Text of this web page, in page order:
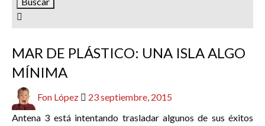
MAR DE PLÁSTICO: UNA ISLA ALGO
MÍNIMA
Fon López
Publicado
23 septiembre, 2015
Antena 3 está intentando trasladar algunos de sus éxitos